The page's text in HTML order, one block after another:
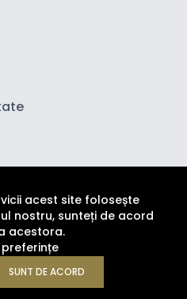
Toate
acest site folosește
nostru, sunteți de acord
acestora.
SUNT DE ACORD